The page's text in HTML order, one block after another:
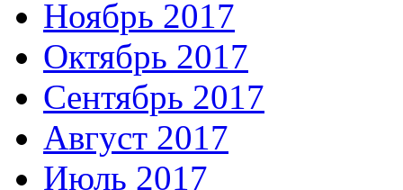
Ноябрь 2017
Октябрь 2017
Сентябрь 2017
Август 2017
Июль 2017